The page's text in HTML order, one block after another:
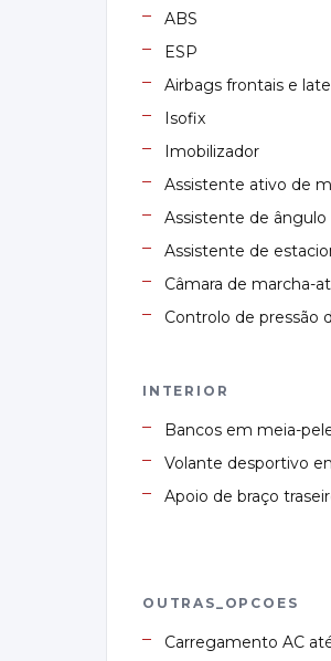
ABS
ESP
Airbags frontais e
Isofix
Imobilizador
Assistente ativo de
Assistente de
Assistente de
Câmara de marcha-
Controlo de pressão
INTERIOR
Bancos em meia-
Volante desportivo
Apoio de braço
OUTRAS_OPCOES
Carregamento AC